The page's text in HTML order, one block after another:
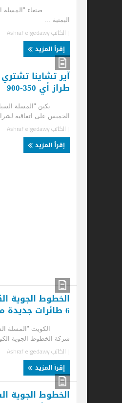
صنعاء "المسلة السياحية" .....
Ashraf elgedawy
بكين "المسلة السياحية" .....
الخميس على اتفاقية لشراء 2 ...
Ashraf elgedawy
الخطوط الجوية
الكويت "المسلة السياحية" .....
شركة الخطوط الجوية الكويتية يوسف
Ashraf elgedawy
الخطوط الجوية